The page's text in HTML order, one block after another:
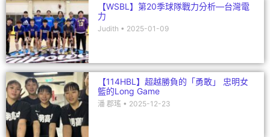
【WSBL】第20季球隊戰力分析—台灣電
力
Judith 2025-01-09
【114HBL】超越勝負的「勇敢」 忠明女
籃的Long Game
潘 郡瑤 2025-12-23